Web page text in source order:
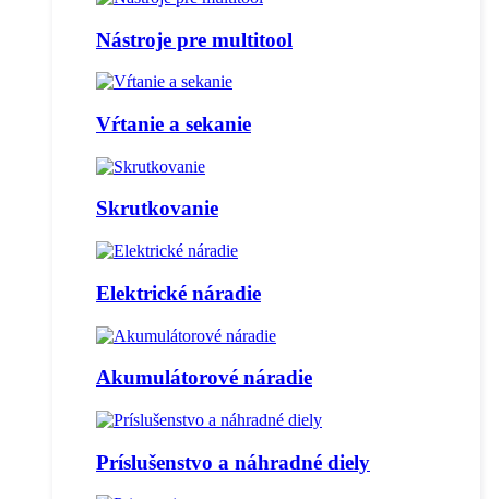
Nástroje pre multitool
Vŕtanie a sekanie
Skrutkovanie
Elektrické náradie
Akumulátorové náradie
Príslušenstvo a náhradné diely